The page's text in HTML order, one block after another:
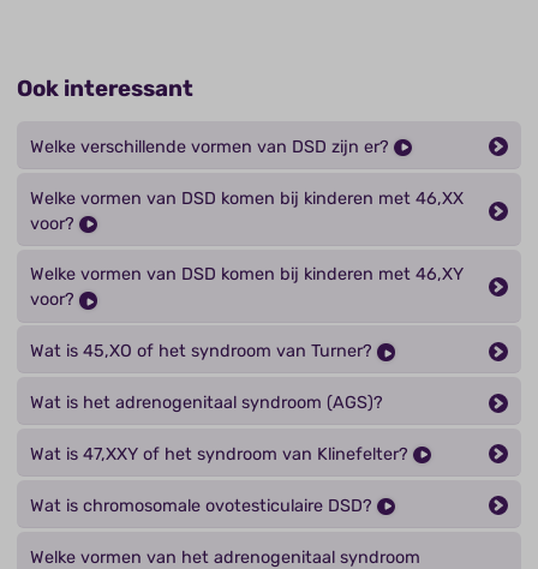
Ook interessant
Welke verschillende vormen van DSD zijn er?
Welke vormen van DSD komen bij kinderen met 46,XX
voor?
Welke vormen van DSD komen bij kinderen met 46,XY
voor?
Wat is 45,XO of het syndroom van Turner?
Wat is het adrenogenitaal syndroom (AGS)?
Wat is 47,XXY of het syndroom van Klinefelter?
Wat is chromosomale ovotesticulaire DSD?
Welke vormen van het adrenogenitaal syndroom